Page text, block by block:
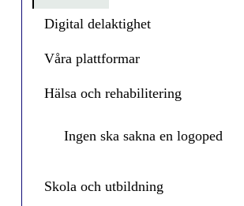
Digital delaktighet
Våra plattformar
Hälsa och rehabilitering
Ingen ska sakna en logoped
Skola och utbildning